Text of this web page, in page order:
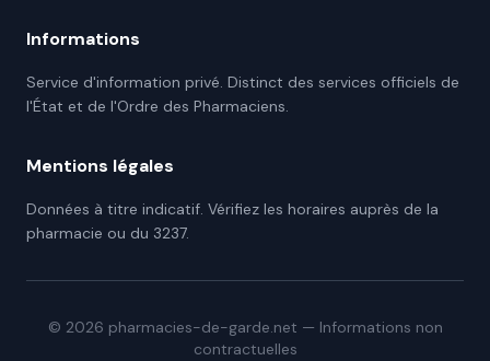
Informations
Service d'information privé. Distinct des services officiels de
l'État et de l'Ordre des Pharmaciens.
Mentions légales
Données à titre indicatif. Vérifiez les horaires auprès de la
pharmacie ou du 3237.
© 2026 pharmacies-de-garde.net — Informations non
contractuelles